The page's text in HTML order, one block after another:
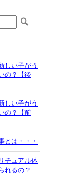
しい子がう
の？【後
しい子がう
の？【前
とは・・・
チュアル体
れるの？